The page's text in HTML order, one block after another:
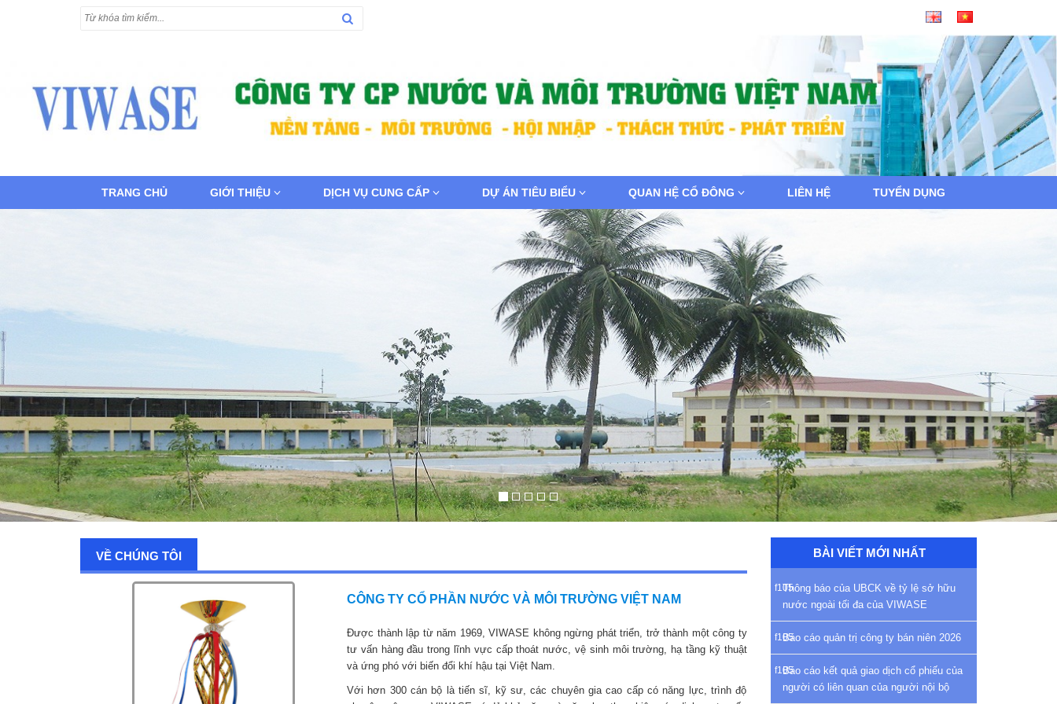
TRANG CHỦ GIỚI THIỆU DỊCH VỤ CUNG CẤP DỰ ÁN TIÊU BIỂU QUAN HỆ CỔ ĐÔNG LIÊN HỆ TUYỂN DỤNG
VỀ CHÚNG TÔI
CÔNG TY CỔ PHẦN NƯỚC VÀ MÔI TRƯỜNG VIỆT NAM
Được thành lập từ năm 1969, VIWASE không ngừng phát triển, trở thành một công ty
tư vấn hàng đầu trong lĩnh vực cấp thoát nước, vệ sinh môi trường, hạ tầng kỹ thuật
và ứng phó với biến đổi khí hậu tại Việt Nam.
Với hơn 300 cán bộ là tiến sĩ, kỹ sư, các chuyên gia cao cấp có năng lực, trình độ
BÀI VIẾT MỚI NHẤT
Thông báo của UBCK về tỷ lệ sở hữu
nước ngoài tối đa của VIWASE
Báo cáo quản trị công ty bán niên 2026
Báo cáo kết quả giao dịch cổ phiếu của
người có liên quan của người nội bộ